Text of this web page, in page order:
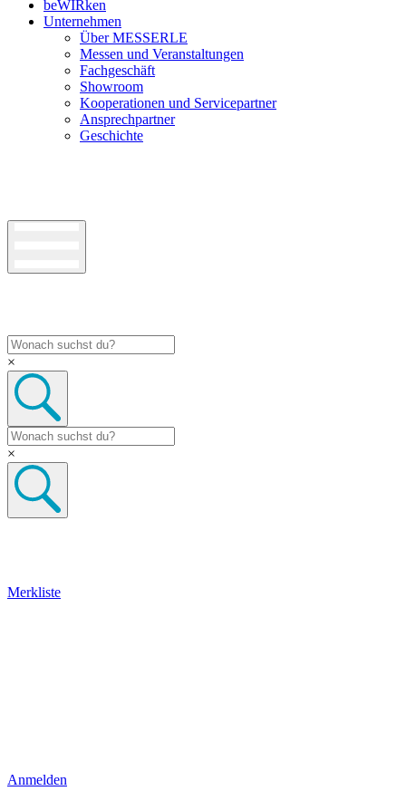
beWIRken
Unternehmen
Über MESSERLE
Messen und Veranstaltungen
Fachgeschäft
Showroom
Kooperationen und Servicepartner
Ansprechpartner
Geschichte
×
×
Merkliste
Anmelden